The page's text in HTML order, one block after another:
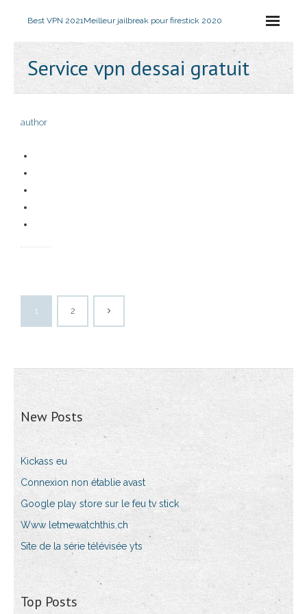
Best VPN 2021Meilleur jailbreak pour firestick 2020
Service vpn dessai gratuit
author
1 2
New Posts
Kickass eu
Connexion non établie avast
Google play store sur le feu tv stick
Www letmewatchthis.ch
Site de la série télévisée yts
Top Posts